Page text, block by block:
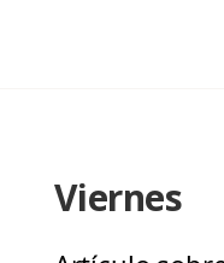
Viernes